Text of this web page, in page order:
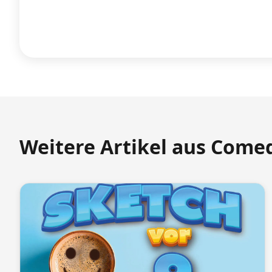
Weitere Artikel aus